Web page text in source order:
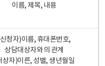
이름, 제목, 내용
청자)이름, 휴대폰번호,
상담대상자와의 관계
상자)이른, 성별, 생년월일